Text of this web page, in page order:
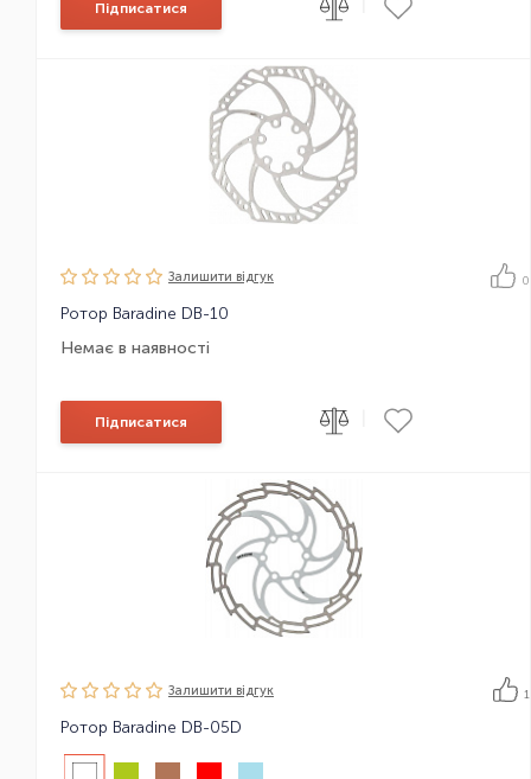
Підписатися
Залишити вiдгук 0
Ротор Baradine DB-10
Немає в наявності
Підписатися
Залишити вiдгук 1
Ротор Baradine DB-05D